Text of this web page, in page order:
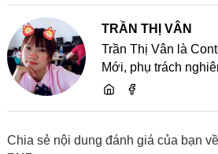
TRẦN THỊ VÂN
Trần Thị Vân là
Mới, phụ trách
dung và chia sẻ
Chia sẻ nội dung đánh giá của bạn về